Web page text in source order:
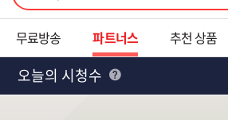
무료방송 파트너스 추천 상품
오늘의 시청수